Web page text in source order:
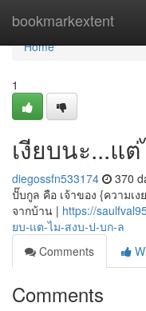
bookmarkextent
Home
Home
1
เงียบนะ...แ
diegossfn533174 370
ปั๊บกูล คือ เจ้าของ {ความเ
จากบ้าน | https://
ยบ-แต-ไม-สงบ-ป-บก-ล
Comments
Comments